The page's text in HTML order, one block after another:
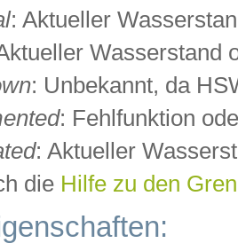
: Aktueller
Wasserstand
: Unbekannt, da
: Fehlfunktion
: Aktueller
die Hilfe zu den